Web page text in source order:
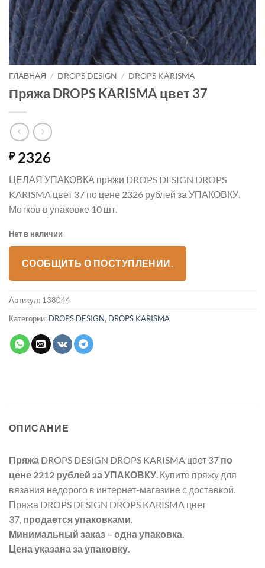
ГЛАВНАЯ / DROPS DESIGN / DROPS KARISMA
Пряжа DROPS KARISMA цвет 37
₽2326
ЦЕЛАЯ УПАКОВКА пряжи DROPS DESIGN DROPS
KARISMA цвет 37 по цене 2326 рублей за УПАКОВКУ.
Мотков в упаковке 10 шт.
Нет в наличии
СООБЩИТЬ О ПОСТУПЛЕНИИ.
Артикул: 138044
Категории: DROPS DESIGN, DROPS KARISMA
ОПИСАНИЕ
Пряжа DROPS DESIGN DROPS KARISMA цвет 37 по
цене 2212 рублей за УПАКОВКУ . Купите пряжу для
вязания недорого в интернет-магазине с доставкой.
Пряжа DROPS DESIGN DROPS KARISMA цвет
37, продается упаковками.
Минимальный заказ – одна упаковка.
Цена указана за упаковку.